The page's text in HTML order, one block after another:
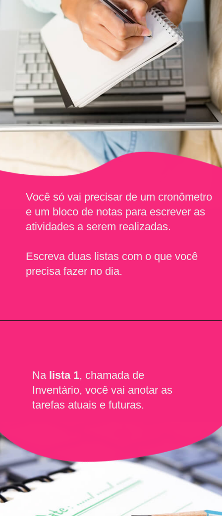
Você só vai precisar de um cronômetro
e um bloco de notas para escrever as
atividades a serem realizadas.
Escreva duas listas com o que você
precisa fazer no dia.
Na lista 1, chamada de
Inventário, você vai anotar as
tarefas atuais e futuras.